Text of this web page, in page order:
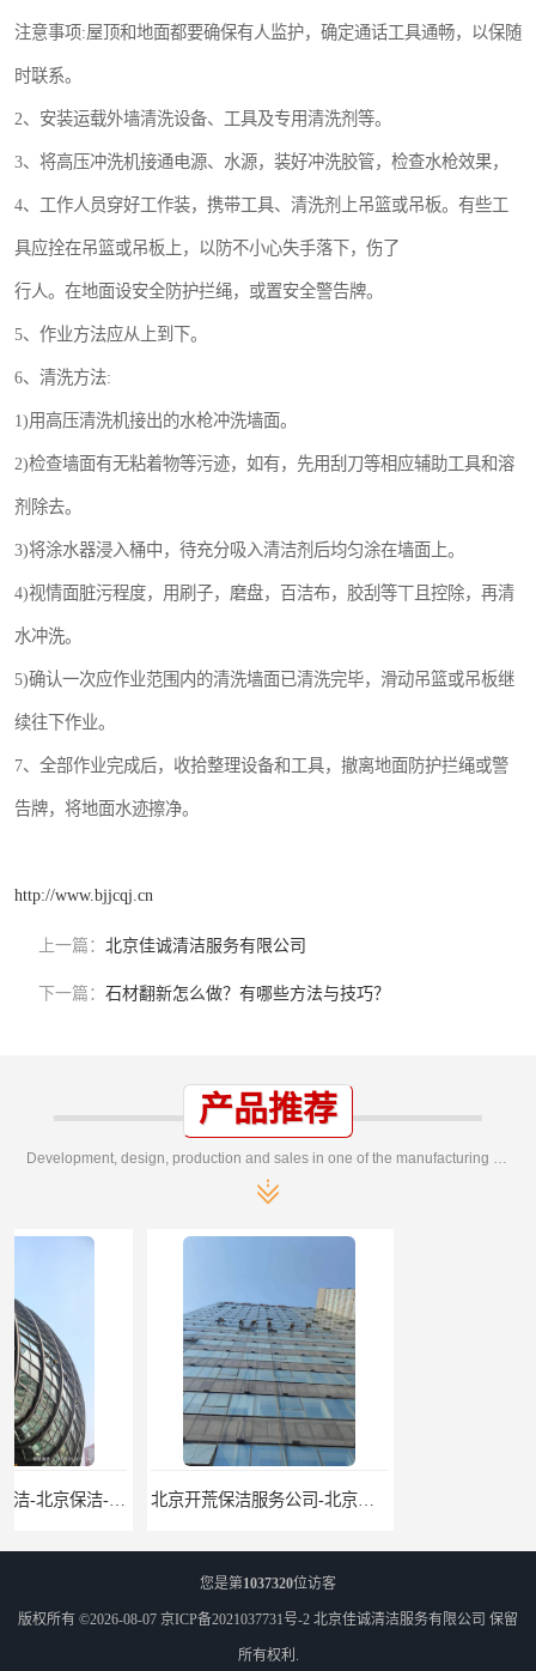
注意事项:屋顶和地面都要确保有人监护，确定通话工具通畅，以保随
时联系。
2、安装运载外墙清洗设备、工具及专用清洗剂等。
3、将高压冲洗机接通电源、水源，装好冲洗胶管，检查水枪效果，
4、工作人员穿好工作装，携带工具、清洗剂上吊篮或吊板。有些工
具应拴在吊篮或吊板上，以防不小心失手落下，伤了
行人。在地面设安全防护拦绳，或置安全警告牌。
5、作业方法应从上到下。
6、清洗方法:
1)用高压清洗机接出的水枪冲洗墙面。
2)检查墙面有无粘着物等污迹，如有，先用刮刀等相应辅助工具和溶
剂除去。
3)将涂水器浸入桶中，待充分吸入清洁剂后均匀涂在墙面上。
4)视情面脏污程度，用刷子，磨盘，百洁布，胶刮等丅且控除，再清
水冲洗。
5)确认一次应作业范围内的清洗墙面已清洗完毕，滑动吊篮或吊板继
续往下作业。
7、全部作业完成后，收拾整理设备和工具，撤离地面防护拦绳或警
告牌，将地面水迹擦净。
http://www.bjjcqj.cn
上一篇： 北京佳诚清洁服务有限公司
下一篇： 石材翻新怎么做？有哪些方法与技巧？
产品推荐
Development, design, production and sales in one of the manufacturing enterprises
北京开荒保洁服务公司-北京外墙清洗服务-外墙清洗保洁公司
您是第1037320位访客
版权所有 ©2026-08-07 京ICP备2021037731号-2 北京佳诚清洁服务有限公司 保留
所有权利.